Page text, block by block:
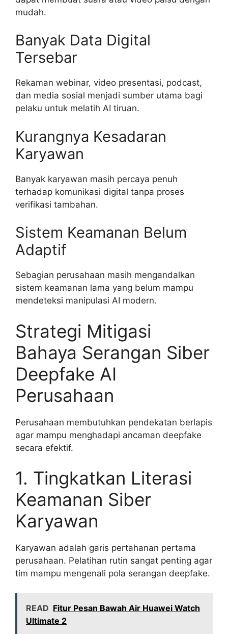
mudah.
Banyak Data Digital
Tersebar
Rekaman webinar, video presentasi, podcast,
dan media sosial menjadi sumber utama bagi
pelaku untuk melatih AI tiruan.
Kurangnya Kesadaran
Karyawan
Banyak karyawan masih percaya penuh
terhadap komunikasi digital tanpa proses
verifikasi tambahan.
Sistem Keamanan Belum
Adaptif
Sebagian perusahaan masih mengandalkan
sistem keamanan lama yang belum mampu
mendeteksi manipulasi AI modern.
Strategi Mitigasi
Bahaya Serangan Siber
Deepfake AI
Perusahaan
Perusahaan membutuhkan pendekatan berlapis
agar mampu menghadapi ancaman deepfake
secara efektif.
1. Tingkatkan Literasi
Keamanan Siber
Karyawan
Karyawan adalah garis pertahanan pertama
perusahaan. Pelatihan rutin sangat penting agar
tim mampu mengenali pola serangan deepfake.
READ Fitur Pesan Bawah Air Huawei Watch
Ultimate 2